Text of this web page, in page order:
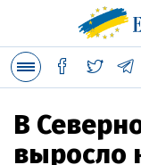
В
выросло